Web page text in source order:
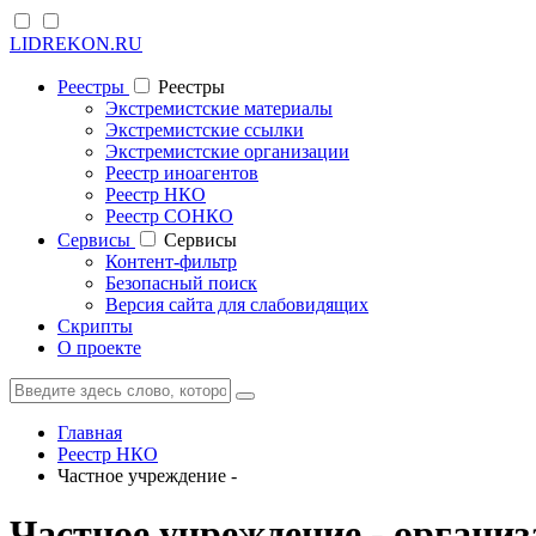
LIDREKON.RU
Реестры
Реестры
Экстремистские материалы
Экстремистские ссылки
Экстремистские организации
Реестр иноагентов
Реестр НКО
Реестр СОНКО
Cервисы
Cервисы
Контент-фильтр
Безопасный поиск
Версия сайта для слабовидящих
Скрипты
О проекте
Главная
Реестр НКО
Частное учреждение -